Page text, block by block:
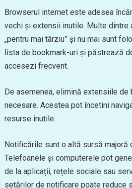
Browserul internet este adesea
vechi și extensii inutile. Multe dintre
„pentru mai târziu” și nu mai sunt
lista de bookmark-uri și păstrează
accesezi frecvent.
De asemenea, elimină extensiile de
necesare. Acestea pot încetini
resurse inutile.
Notificările sunt o altă sursă majoră
Telefoanele și computerele pot
de la aplicații, rețele sociale sau
setărilor de notificare poate reduce